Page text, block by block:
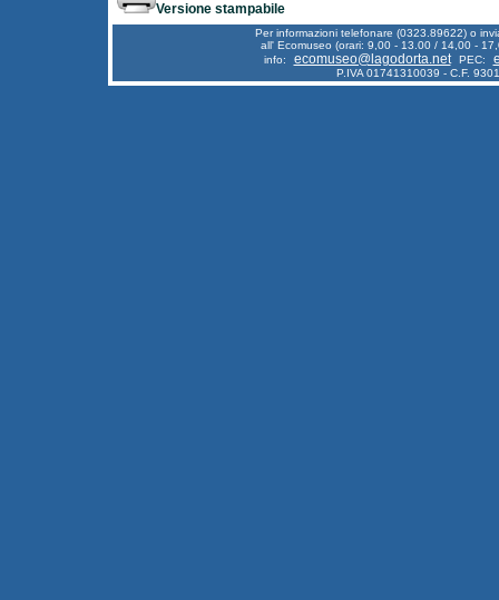
Versione stampabile
Per informazioni telefonare (0323.89622) o
all' Ecomuseo (orari: 9,00 - 13.00 / 14,00 -
info:
ecomuseo@lagodorta.net PEC:
P.IVA 01741310039 - C.F.